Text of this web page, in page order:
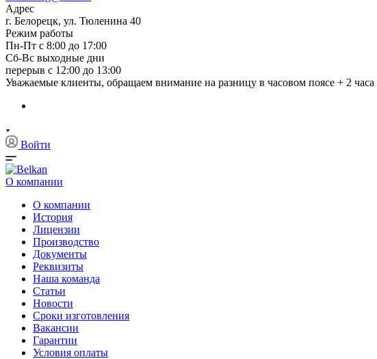
Адрес
г. Белорецк, ул. Тюленина 40
Режим работы
Пн-Пт с 8:00 до 17:00
Сб-Вс выходные дни
перерыв с 12:00 до 13:00
Уважаемые клиенты, обращаем внимание на разницу в часовом поясе + 2
Войти
О компании
О компании
История
Лицензии
Производство
Документы
Реквизиты
Наша команда
Статьи
Новости
Сроки изготовления
Вакансии
Гарантии
Условия оплаты